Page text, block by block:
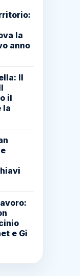
la
anno
Il
il
la
e Gi